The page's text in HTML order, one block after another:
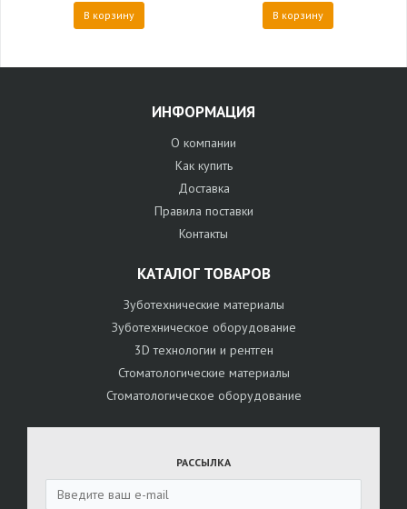
В корзину В корзину
ИНФОРМАЦИЯ
О компании
Как купить
Доставка
Правила поставки
Контакты
КАТАЛОГ ТОВАРОВ
Зуботехнические материалы
Зуботехническое оборудование
3D технологии и рентген
Стоматологические материалы
Стоматологическое оборудование
РАССЫЛКА